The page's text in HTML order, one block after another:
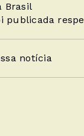
Brasil
publicada
notícia